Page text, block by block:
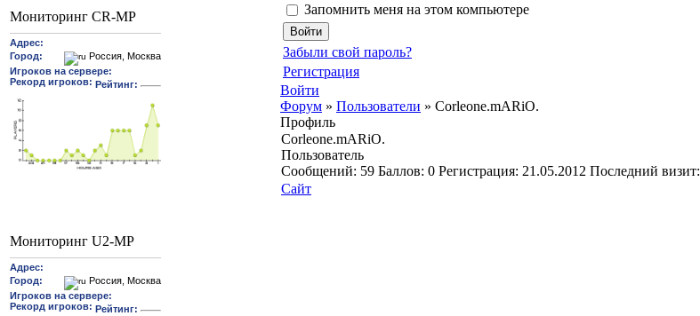
Мониторинг CR-MP
Мониторинг U2-MP
Запомнить меня на этом компьютере
Забыли свой пароль?
Регистрация
Войти
Форум » Пользователи » Corleone.mARiO.
Профиль
Corleone.mARiO.
Пользователь
Cообщений: 59 Баллов: 0 Регистрация: 21.05.2012 Последний визит:
Сайт